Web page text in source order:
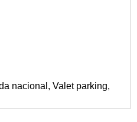
nacional, Valet parking,